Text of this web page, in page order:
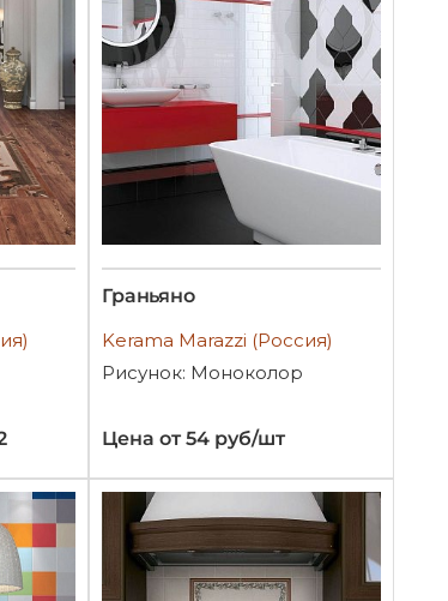
Граньяно
Kerama Marazzi (Россия)
Рисунок: Моноколор
Цена от 54 руб/шт